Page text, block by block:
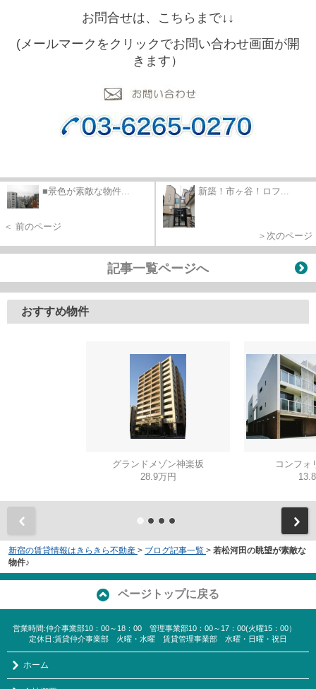
お問合せは、こちらまで↓ ↓
(メールマークをクリックでお問い合わせ画面が開
きます）
■景色が素敵な物件...
＜ 前のページ
新築！市ヶ谷！ロフ...
＞次のページ
記事一覧ページへ
おすすめ物件
グランドメゾン神楽坂
28.9万円
コンフォ
新宿の賃貸情報はきらきら不動産 > ブログ記事一覧 > 若松河田の眺望が素敵な
物件♪
ページトップに戻る
営業時間:仲介事業部10：00～18：00 管理事業部10：00～17：00(火曜15：00）
定休日:賃貸仲介事業部 火曜・水曜 賃貸管理事業部 水曜・日曜・祝日
ホーム